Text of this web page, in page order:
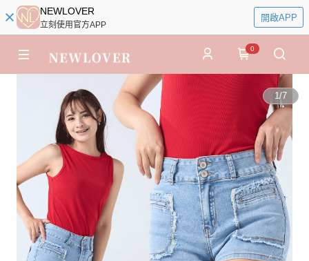
NEWLOVER
立刻使用官方APP
開啟APP
0
1/7